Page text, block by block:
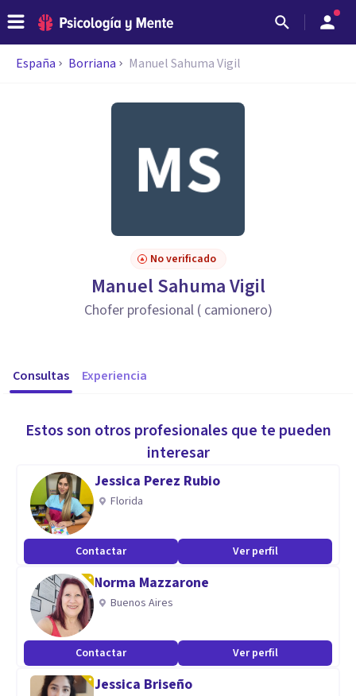
España Borriana Manuel Sahuma Vigil
No verificado
Manuel Sahuma Vigil
Chofer profesional ( camionero)
Consultas Experiencia
Estos son otros profesionales que te pueden
interesar
Jessica Perez Rubio
Florida
Contactar Ver perfil
Norma Mazzarone
Buenos Aires
Contactar Ver perfil
Jessica Briseño